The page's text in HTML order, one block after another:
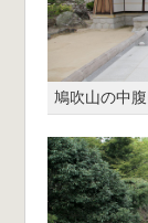
鳩吹山の中